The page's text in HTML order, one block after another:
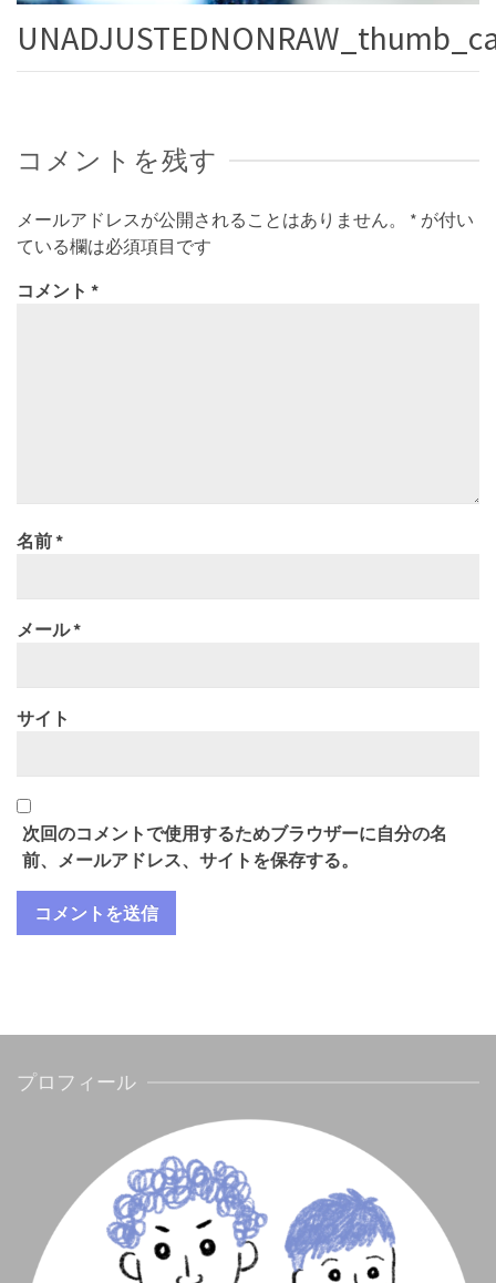
コメントを残す
メールアドレスが公開されることはありません。 * が付い
ている欄は必須項目です
コメント *
名前*
メール*
サイト
次回のコメントで使用するためブラウザーに自分の名
前、メールアドレス、サイトを保存する。
プロフィール